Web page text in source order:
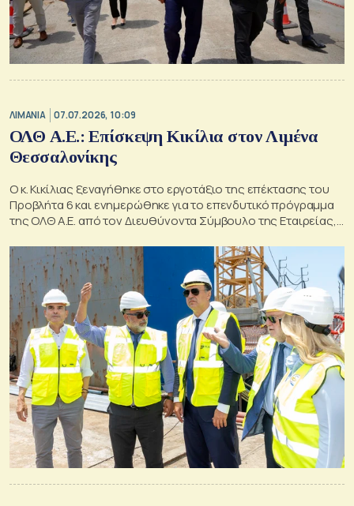
ΛΙΜΑΝΙΑ 07.07.2026, 10:09
ΟΛΘ Α.Ε.: Επίσκεψη Κικίλια στον Λιμένα
Θεσσαλονίκης
Ο κ. Κικίλιας ξεναγήθηκε στο εργοτάξιο της επέκτασης του
Προβλήτα 6 και ενημερώθηκε για το επενδυτικό πρόγραμμα
της ΟΛΘ Α.Ε. από τον Διευθύνοντα Σύμβουλο της Εταιρείας,